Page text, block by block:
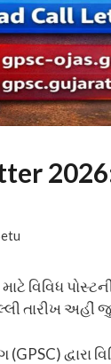
2026:
વિવિધ
તારીખ અહીં
દ્વારા